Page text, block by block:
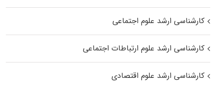
کارشناسی ارشد علوم اجتماعی
کارشناسی ارشد علوم ارتباطات اجتماعی
کارشناسی ارشد علوم اقتصادی